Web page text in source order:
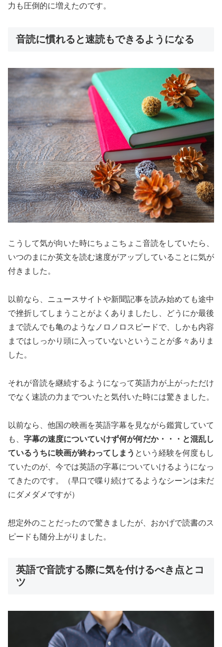
力も圧倒的に増えたのです。
音読に慣れると速読もできるようになる
こうして気が向いた時にちょこちょこ音読をしていたら、
いつのまにか英文を読む速度がアップしていることに気が
付きました。
以前なら、ニュースサイトや新聞記事を読み始めても途中
で挫折してしまうことがよくありましたし、どうにか最後
まで読んでも亀のようなノロノロスピードで、しかも内容
まではしっかり頭に入っていないということが多々ありま
した。
それが音読を継続するようになって英語力が上がっただけ
でなく速読の力までついたと気付いた時には驚きました。
以前なら、他国の映画を英語字幕を見ながら鑑賞していて
も、 字幕の速度についていけず何が何だか・・・と混乱し
ているうちに映画が終わってしまう という経験を何度もし
ていたのが、今では英語の字幕についていけるようになっ
てきたのです。（早口で喋り続けてるようなシーンは未だ
にダメダメですが）
想定外のことだったので驚きましたが、おかげで読書のス
ピードも随分上がりました。
英語で音読する際に気を付けるべき点とコ
ツ